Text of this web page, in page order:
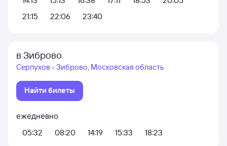
21:15
22:06 23:40
в Зиброво
Серпухов - Зиброво, Московская область
Найти билеты
ежедневно
05:32
08:20 14:19 15:33 18:23